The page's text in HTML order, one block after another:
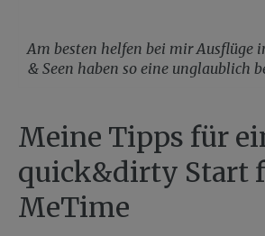
Am besten helfen bei mir Ausflüge
& Seen haben so eine unglaublich
Meine Tipps für
quick&dirty Start
MeTime